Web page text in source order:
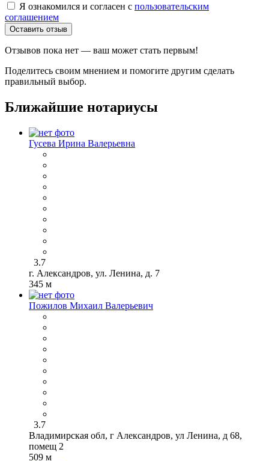
Я ознакомился и согласен с пользовательским
соглашением
Оставить отзыв
Отзывов пока нет — ваш может стать первым!
Поделитесь своим мнением и помогите другим сделать
правильный выбор.
Ближайшие нотариусы
Гусева Ирина Валерьевна
3.7
г. Александров, ул. Ленина, д. 7
345 м
Пожилов Михаил Валерьевич
3.7
Владимирская обл, г Александров, ул Ленина, д 68,
помещ 2
509 м